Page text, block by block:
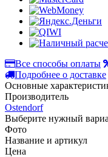
Все способы оплаты
Подробнее о доставке
Основные
Производитель
Ostendorf
Выберите нужный
Фото
Название и артикул
Цена